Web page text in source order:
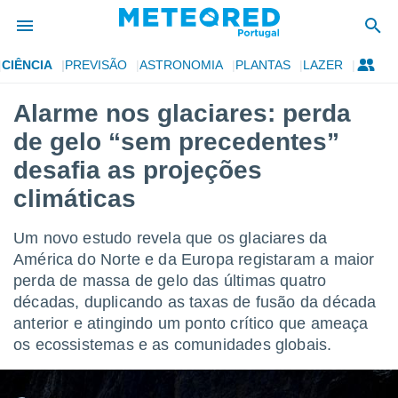
da
foi
para
as
fornecidas
a este
das
e
forma
digital
CIÊNCIA PREVISÃO ASTRONOMIA PLANTAS LAZER
Alarme nos glaciares: perda
de gelo “sem precedentes”
desafia as projeções
climáticas
Um novo estudo revela que os glaciares da
América do Norte e da Europa registaram a maior
perda de massa de gelo das últimas quatro
décadas, duplicando as taxas de fusão da década
anterior e atingindo um ponto crítico que ameaça
os ecossistemas e as comunidades globais.